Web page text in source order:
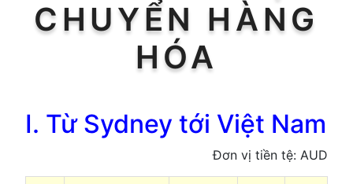
CHUYỂN HÀNG
HÓA
I. Từ Sydney tới Việt Nam
Đơn vị tiền tệ: AUD